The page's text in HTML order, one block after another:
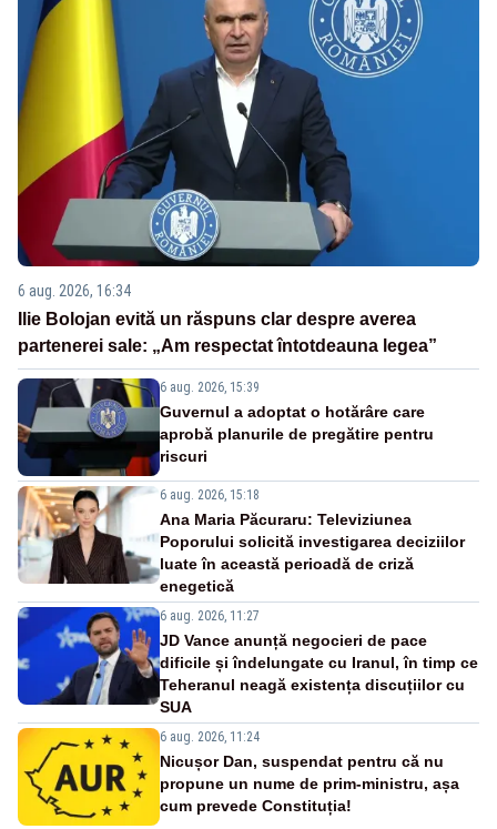
6 aug. 2026, 16:34
Ilie Bolojan evită un răspuns clar despre averea
partenerei sale: „Am respectat întotdeauna legea”
6 aug. 2026, 15:39
Guvernul a adoptat o hotărâre care
aprobă planurile de pregătire pentru
riscuri
6 aug. 2026, 15:18
Ana Maria Păcuraru: Televiziunea
Poporului solicită investigarea deciziilor
luate în această perioadă de criză
enegetică
6 aug. 2026, 11:27
JD Vance anunță negocieri de pace
dificile și îndelungate cu Iranul, în timp ce
Teheranul neagă existența discuțiilor cu
SUA
6 aug. 2026, 11:24
Nicușor Dan, suspendat pentru că nu
propune un nume de prim-ministru, așa
cum prevede Constituția!